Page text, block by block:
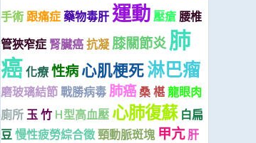
手術跟痛症 藥物毒肝運動壓瘡腰椎
管狹窄症 腎臟癌抗凝 膝關節炎肺
癌化療性病心肌梗死淋巴瘤
磨玻璃結節戰勝病毒肺癌桑 椹龍眼肉
廁所玉 竹 H型高血壓 心肺復蘇 白扁
豆慢性疲勞綜合徵頸動脈斑塊 甲亢 肝